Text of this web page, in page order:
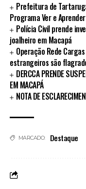
Prefeitura de
Programa Ver e Aprender
Polícia Civil prende
joalheiro em Macapá
Operação Rede
estrangeiros são
DERCCA PRENDE
EM MACAPÁ
NOTA DE
MARCADO: Destaque